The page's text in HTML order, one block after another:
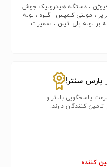
، دستگاه هیدرولیک جوش
، مولتی کلمپس - گیره ، لوله
بر لوله پلی اتیلن ، تعمیرات
پارس سنتر!
پاسخگویی بالاتر و
کنندگان دارند.
کننده